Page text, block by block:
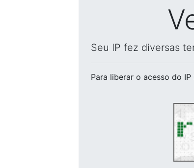
Seu IP fez diversas
Para liberar o acesso do IP